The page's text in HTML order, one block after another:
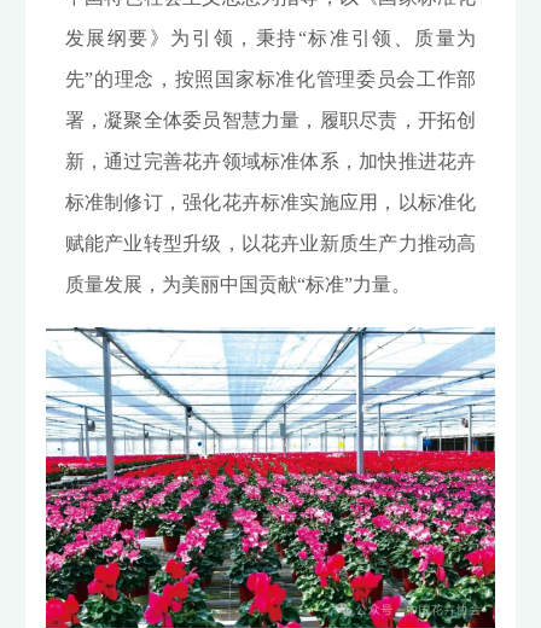
发展纲要》为引领，秉持“标准引领、质量为
先”的理念，按照国家标准化管理委员会工作部
署，凝聚全体委员智慧力量，履职尽责，开拓创
新，通过完善花卉领域标准体系，加快推进花卉
标准制修订，强化花卉标准实施应用，以标准化
赋能产业转型升级，以花卉业新质生产力推动高
质量发展，为美丽中国贡献“标准”力量。